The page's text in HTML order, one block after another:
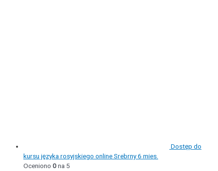
Dostęp do
kursu języka rosyjskiego online Srebrny 6 mies.
Oceniono 0na 5